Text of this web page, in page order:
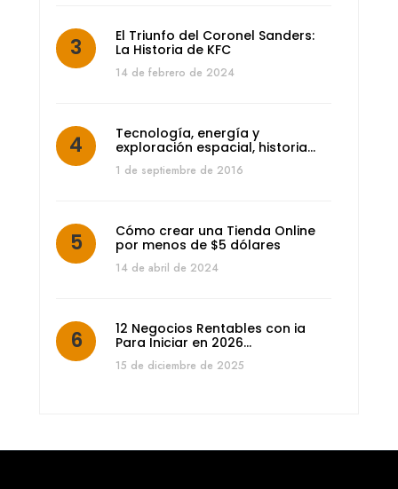
El Triunfo del Coronel Sanders:
La Historia de KFC
14 de febrero de 2024
Tecnología, energía y
exploración espacial, historia…
1 de septiembre de 2016
Cómo crear una Tienda Online
por menos de $5 dólares
14 de abril de 2024
12 Negocios Rentables con ia
Para Iniciar en 2026…
15 de diciembre de 2025